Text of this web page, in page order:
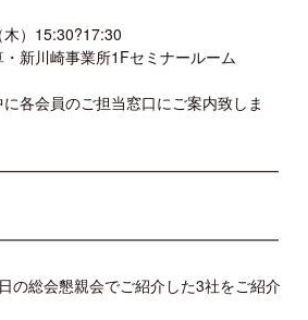
）15:30?17:30
新川崎事業所1Fセミナールーム
各会員のご担当窓口にご案内致しま
の総会懇親会でご紹介した3社をご紹介